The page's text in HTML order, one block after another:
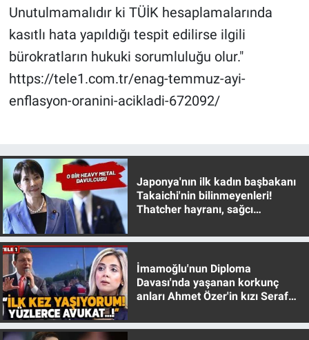
Unutulmamalıdır ki TÜİK hesaplamalarında
kasıtlı hata yapıldığı tespit edilirse ilgili
bürokratların hukuki sorumluluğu olur."
https://tele1.com.tr/enag-temmuz-ayi-
enflasyon-oranini-acikladi-672092/
Japonya'nın ilk kadın başbakanı
Takaichi'nin bilinmeyenleri!
Thatcher hayranı, sağcı
İmamoğlu'nun Diploma
Davası'nda yaşanan korkunç
anları Ahmet Özer'in kızı Seraf
Yerel Gündem
Yerel Yaşam
Canlı Yayın